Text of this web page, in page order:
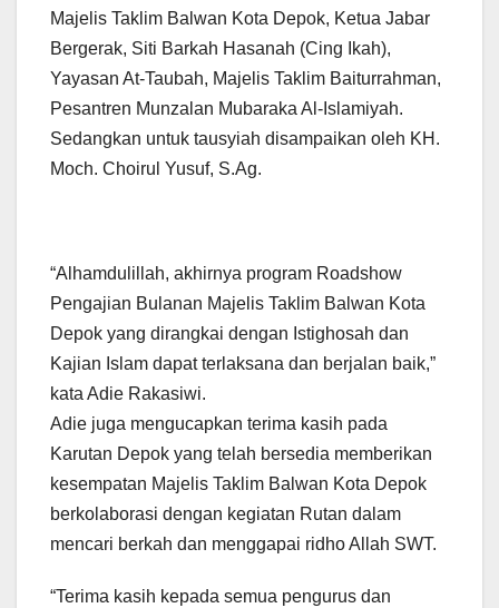
Majelis Taklim Balwan Kota Depok, Ketua Jabar
Bergerak, Siti Barkah Hasanah (Cing Ikah),
Yayasan At-Taubah, Majelis Taklim Baiturrahman,
Pesantren Munzalan Mubaraka Al-Islamiyah.
Sedangkan untuk tausyiah disampaikan oleh KH.
Moch. Choirul Yusuf, S.Ag.
“Alhamdulillah, akhirnya program Roadshow
Pengajian Bulanan Majelis Taklim Balwan Kota
Depok yang dirangkai dengan Istighosah dan
Kajian Islam dapat terlaksana dan berjalan baik,”
kata Adie Rakasiwi.
Adie juga mengucapkan terima kasih pada
Karutan Depok yang telah bersedia memberikan
kesempatan Majelis Taklim Balwan Kota Depok
berkolaborasi dengan kegiatan Rutan dalam
mencari berkah dan menggapai ridho Allah SWT.
“Terima kasih kepada semua pengurus dan